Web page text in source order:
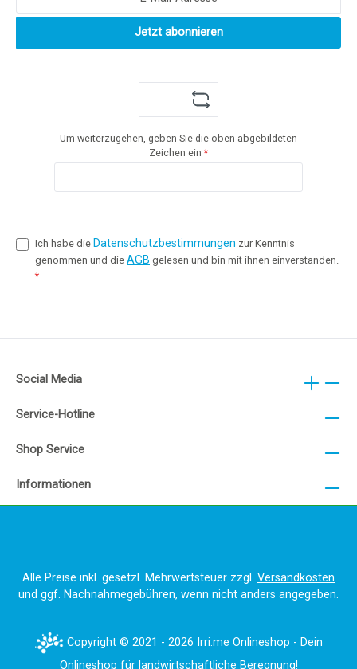
Jetzt abonnieren
Um weiterzugehen, geben Sie die oben abgebildeten
Zeichen ein *
Ich habe die Datenschutzbestimmungen zur Kenntnis
genommen und die AGB gelesen und bin mit ihnen einverstanden.
*
Service-Hotline
Shop Service
Informationen
Social Media
Alle Preise inkl. gesetzl. Mehrwertsteuer zzgl. Versandkosten
und ggf. Nachnahmegebühren, wenn nicht anders angegeben.
Copyright © 2021 - 2026 Irri.me Onlineshop - Dein
Onlineshop für landwirtschaftliche Beregnung!